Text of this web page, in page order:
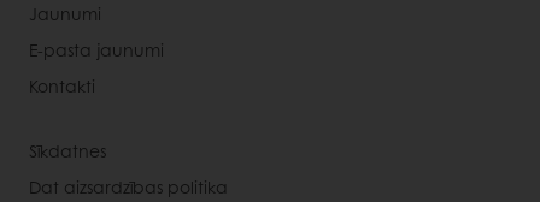
Jaunumi
E-pasta jaunumi
Kontakti
Sīkdatnes
Dat aizsardzības politika